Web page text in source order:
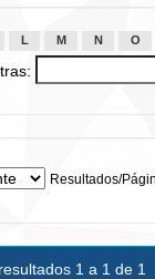
L M N O
Resultados/
1 a 1 de 1